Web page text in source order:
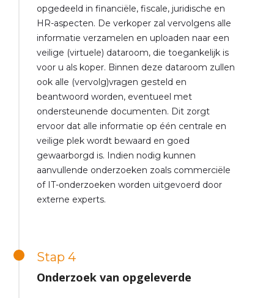
opgedeeld in financiële, fiscale, juridische en
HR-aspecten. De verkoper zal vervolgens alle
informatie verzamelen en uploaden naar een
veilige (virtuele) dataroom, die toegankelijk is
voor u als koper. Binnen deze dataroom zullen
ook alle (vervolg)vragen gesteld en
beantwoord worden, eventueel met
ondersteunende documenten. Dit zorgt
ervoor dat alle informatie op één centrale en
veilige plek wordt bewaard en goed
gewaarborgd is. Indien nodig kunnen
aanvullende onderzoeken zoals commerciële
of IT-onderzoeken worden uitgevoerd door
externe experts.
Stap 4
Onderzoek van opgeleverde